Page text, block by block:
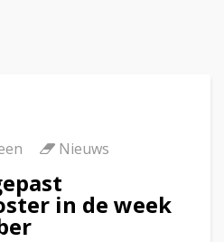
Nieuws
in de week